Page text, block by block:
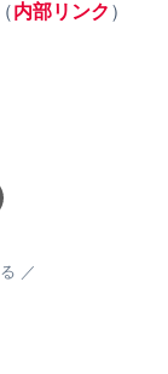
（内部リンク ）